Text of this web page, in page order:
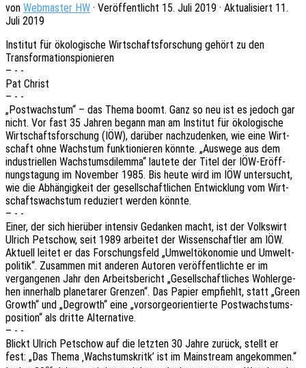
von Webmaster HW · Veröffentlicht 15. Juli 2019 · Aktualisiert 11.
Juli 2019
Insti­tut für ökolo­gi­sche Wirt­schafts­for­schung gehört zu den
Transformationspionieren
– - -
Pat Christ
– - -
„Post­wachs­tum“ – das Thema boomt. Ganz so neu ist es jedoch gar
nicht. Vor fast 35 Jahren begann man am Insti­tut für ökolo­gi­sche
Wirt­schafts­for­schung (IÖW), darüber nach­zu­den­ken, wie eine Wirt­
schaft ohne Wachs­tum funk­tio­nie­ren könnte. „Auswe­ge aus dem
indus­tri­el­len Wachs­tums­di­lem­ma“ laute­te der Titel der IÖW-Eröff­
nungs­ta­gung im Novem­ber 1985. Bis heute wird im IÖW unter­sucht,
wie die Abhän­gig­keit der gesell­schaft­li­chen Entwick­lung vom Wirt­
schafts­wachs­tum redu­ziert werden könnte.
– - -
Einer, der sich hier­über inten­siv Gedan­ken macht, ist der Volks­wirt
Ulrich Petschow, seit 1989 arbei­tet der Wissen­schaft­ler am IÖW.
Aktu­ell leitet er das Forschungs­feld „Umwelt­öko­no­mie und Umwelt­
po­li­tik“. Zusam­men mit ande­ren Autoren veröf­fent­lich­te er im
vergan­ge­nen Jahr den Arbeits­be­richt „Gesell­schaft­li­ches Wohl­erge­
hen inner­halb plane­ta­rer Gren­zen“. Das Papier empfiehlt, statt „Green
Growth“ und „Degrowth“ eine „vorsor­ge­ori­en­tier­te Post­wachs­tums­
po­si­ti­on“ als dritte Alternative.
– - -
Blickt Ulrich Petschow auf die letz­ten 30 Jahre zurück, stellt er
fest: „Das Thema ‚Wachs­tums­kritk’ ist im Main­stream ange­kom­men.“